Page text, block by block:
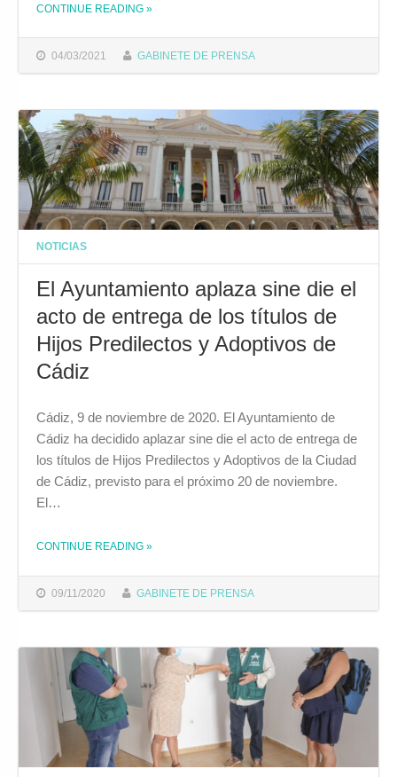
04/03/2021 GABINETE DE PRENSA
CONTINUE READING
THE "JOSÉ MARÍA GONZÁLEZ PONE EN VALOR EL DOBLE ESFUERZO DE LOS PREMIADOS POR LA MEJOR TRAYECTORIA EDUCATIVA DURANTE LA PANDEMIA"
»
NOTICIAS
El Ayuntamiento aplaza sine die el
acto de entrega de los títulos de
Hijos Predilectos y Adoptivos de
Cádiz
09/11/2020 GABINETE DE PRENSA
Cádiz, 9 de noviembre de 2020. El Ayuntamiento de
Cádiz ha decidido aplazar sine die el acto de entrega de
los títulos de Hijos Predilectos y Adoptivos de la Ciudad
de Cádiz, previsto para el próximo 20 de noviembre.
El…
CONTINUE READING THE "EL AYUNTAMIENTO APLAZA SINE DIE EL ACTO DE ENTREGA DE LOS TÍTULOS DE HIJOS PREDILECTOS Y ADOPTIVOS DE CÁDIZ"
»